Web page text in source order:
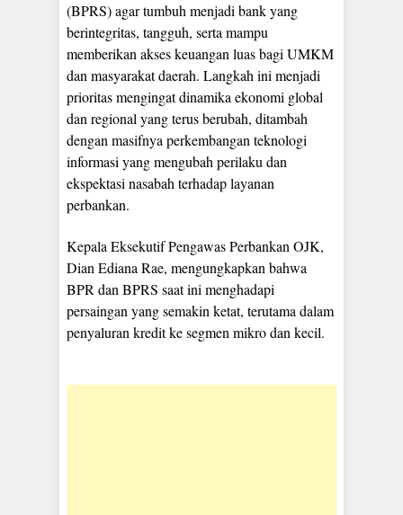
(BPRS) agar tumbuh menjadi bank yang
berintegritas, tangguh, serta mampu
memberikan akses keuangan luas bagi UMKM
dan masyarakat daerah. Langkah ini menjadi
prioritas mengingat dinamika ekonomi global
dan regional yang terus berubah, ditambah
dengan masifnya perkembangan teknologi
informasi yang mengubah perilaku dan
ekspektasi nasabah terhadap layanan
perbankan.
Kepala Eksekutif Pengawas Perbankan OJK,
Dian Ediana Rae, mengungkapkan bahwa
BPR dan BPRS saat ini menghadapi
persaingan yang semakin ketat, terutama dalam
penyaluran kredit ke segmen mikro dan kecil.